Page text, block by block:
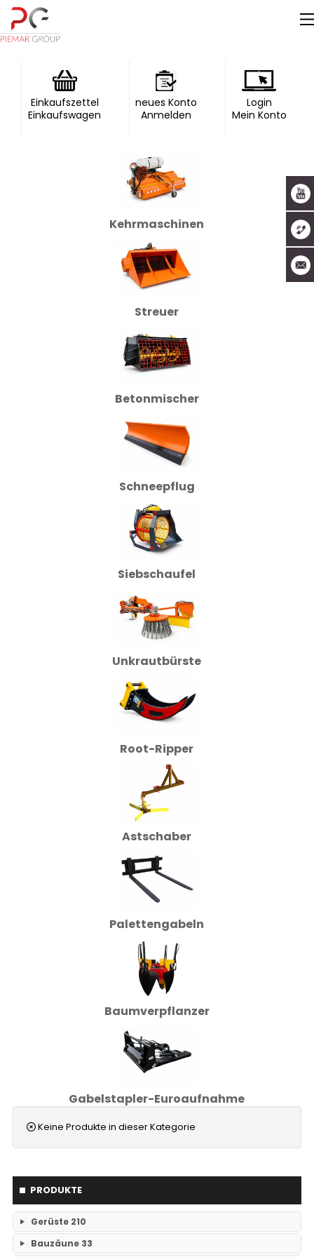
Einkaufszettel
Einkaufswagen
neues Konto
Anmelden
Login
Mein Konto
PRODUKTE
Gerüste 210
RAM- 1 Gerüst Breite 73 109
Bauzäune 33
Kehrmaschinen
Streuer
Betonmischer
Schneepflug
Siebschaufel
Unkrautbürste
Root-Ripper
Astschaber
Palettengabeln
Baumverpflanzer
Gabelstapler-Euroaufnahme
Keine Produkte in dieser Kategorie